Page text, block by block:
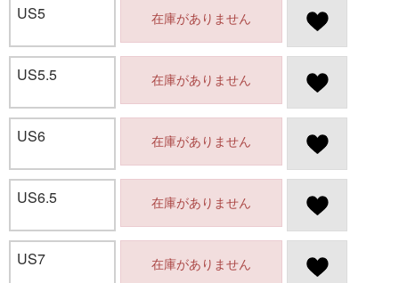
US5 在庫がありません
US5.5 在庫がありません
US6 在庫がありません
US6.5 在庫がありません
US7 在庫がありません